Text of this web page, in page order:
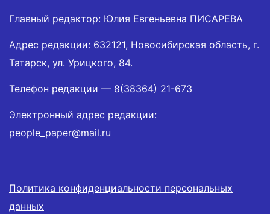
Главный редактор: Юлия Евгеньевна ПИСАРЕВА
Адрес редакции: 632121, Новосибирская область, г.
Татарск, ул. Урицкого, 84.
Телефон редакции — 8(38364) 21-673
Электронный адрес редакции:
people_paper@mail.ru
Политика конфиденциальности персональных
данных